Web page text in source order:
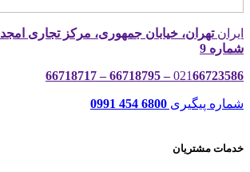
ایرانتهران، خیابان جمهوری، مرکز تجاری
شماره 9
02166723586 – 66718795 – 66718717
شماره پیگیری 6800 454 0991
خدمات مشتریان